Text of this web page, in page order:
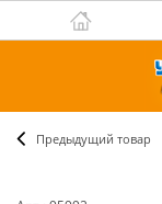
Предыдущий товар